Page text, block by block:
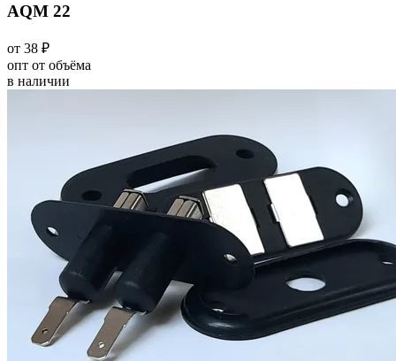
AQM 22
от 38 ₽
опт от объёма
в наличии